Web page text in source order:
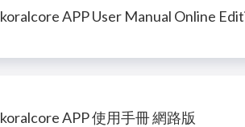
koralcore APP User Manual Online
koralcore APP 使用手冊 網路版